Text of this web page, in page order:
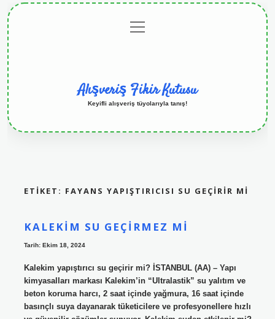
menüyü
aç
Alışveriş Fikir Kutusu
Keyifli alışveriş tüyolarıyla tanış!
ETIKET: FAYANS YAPIŞTIRICISI SU GEÇIRIR MI
KALEKIM SU GEÇIRMEZ MI
Tarih: Ekim 18, 2024
Kalekim yapıştırıcı su geçirir mi? İSTANBUL (AA) – Yapı
kimyasalları markası Kalekim’in “Ultralastik” su yalıtım ve
beton koruma harcı, 2 saat içinde yağmura, 16 saat içinde
basınçlı suya dayanarak tüketicilere ve profesyonellere hızlı